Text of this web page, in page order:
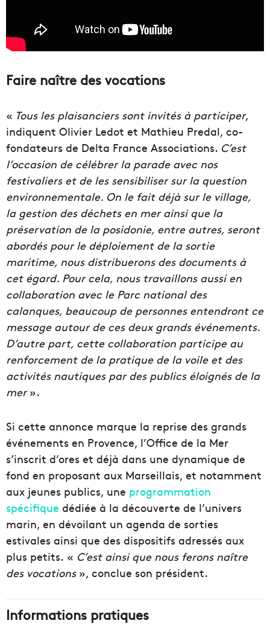
Faire naître des vocations
« Tous les plaisanciers sont invités à participer,
indiquent Olivier Ledot et Mathieu Predal, co-
fondateurs de Delta France Associations. C’est
l’occasion de célébrer la parade avec nos
festivaliers et de les sensibiliser sur la question
environnementale. On le fait déjà sur le village,
la gestion des déchets en mer ainsi que la
préservation de la posidonie, entre autres, seront
abordés pour le déploiement de la sortie
maritime, nous distribuerons des documents à
cet égard. Pour cela, nous travaillons aussi en
collaboration avec le Parc national des
calanques, beaucoup de personnes entendront ce
message autour de ces deux grands événements.
D’autre part, cette collaboration participe au
renforcement de la pratique de la voile et des
activités nautiques par des publics éloignés de la
mer».
Si cette annonce marque la reprise des grands
événements en Provence, l’Office de la Mer
s’inscrit d’ores et déjà dans une dynamique de
fond en proposant aux Marseillais, et notamment
aux jeunes publics, une programmation
spécifique dédiée à la découverte de l’univers
marin, en dévoilant un agenda de sorties
estivales ainsi que des dispositifs adressés aux
plus petits. « C’est ainsi que nous ferons naître
des vocations», conclue son président.
Informations pratiques